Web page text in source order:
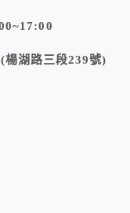
楊湖路三段239號)